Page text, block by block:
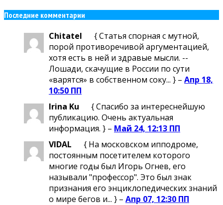
Последние комментарии
Chitatel
{ Статья спорная с мутной,
порой противоречивой аргументацией,
хотя есть в ней и здравые мысли. --
Лошади, скачущие в России по сути
«варятся» в собственном соку... } – Апр 18,
10:50 ПП
Irina Ku
{ Спасибо за интереснейшую
публикацию. Очень актуальная
информация. } – Май 24, 12:13 ПП
VIDAL
{ На московском ипподроме,
постоянным посетителем которого
многие годы был Игорь Огнев, его
называли "профессор". Это был знак
признания его энциклопедических знаний
о мире бегов и... } – Апр 07, 12:30 ПП